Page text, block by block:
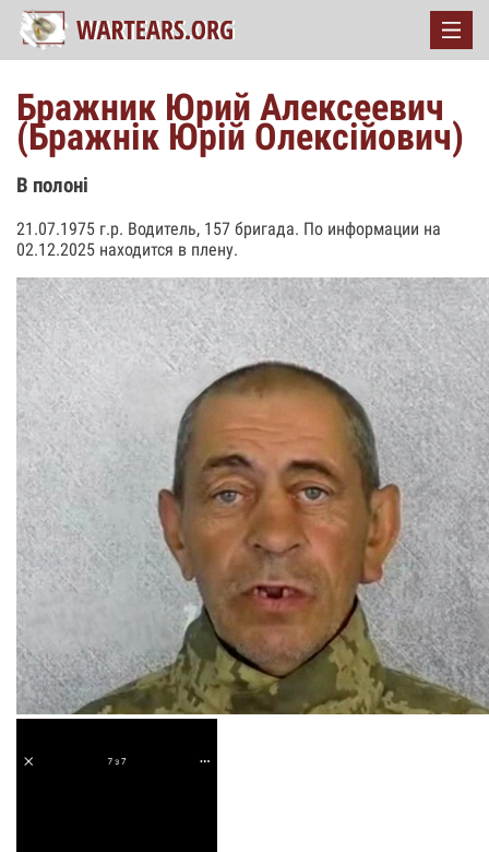
Бражник Юрий Алексеевич
(Бражнік Юрій Олексійович)
В полоні
21.07.1975 г.р. Водитель, 157 бригада. По информации на
02.12.2025 находится в плену.